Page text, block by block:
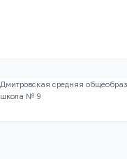
Дмитровская средняя
школа № 9